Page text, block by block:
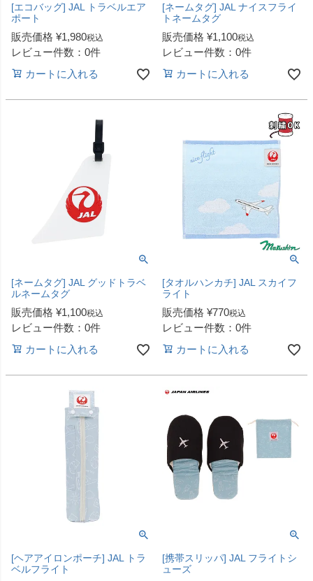
[エコバッグ] JAL トラベルエア
ポート
販売価格 ¥1,980税込
レビュー件数：0件
カートに入れる
[ネームタグ] JAL ナイスフライ
トネームタグ
販売価格 ¥1,100税込
レビュー件数：0件
カートに入れる
[ネームタグ] JAL グッドトラベ
ルネームタグ
販売価格 ¥1,100税込
レビュー件数：0件
カートに入れる
[タオルハンカチ] JAL スカイフ
ライト
販売価格 ¥770税込
レビュー件数：0件
カートに入れる
[ヘアアイロンポーチ] JAL トラ
ベルフライト
[携帯スリッパ] JAL フライトシ
ューズ